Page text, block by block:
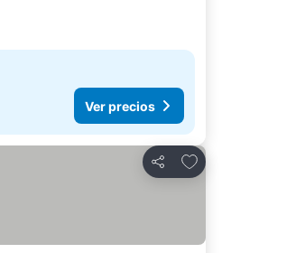
Ver precios
Compartir
Agregar a favoritos